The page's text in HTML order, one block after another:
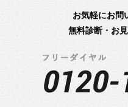
お気軽にお問
無料診断・お